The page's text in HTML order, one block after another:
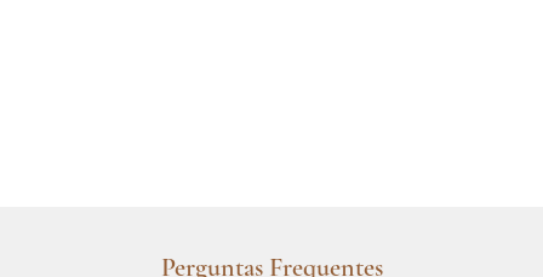
Perguntas Frequentes